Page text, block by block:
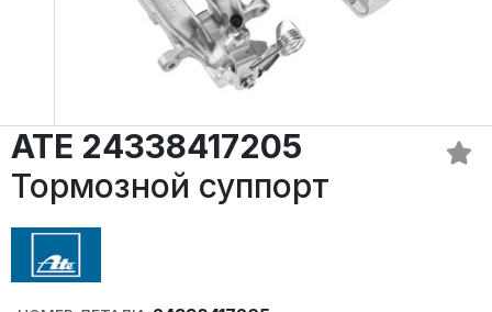
ATE 24338417205
Тормозной суппорт